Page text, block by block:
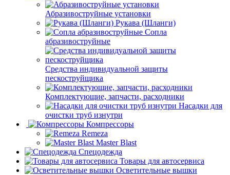
Абразивоструйные установки
Рукава (Шланги)
Сопла
абразивоструйные
Средства индивидуальной защиты
пескоструйщика
Комплектующие, запчасти, расходники
Насадки для
очистки труб изнутри
Компрессоры
Remeza
Master Blast
Спецодежда
Товары для автосервиса
Осветительные вышки